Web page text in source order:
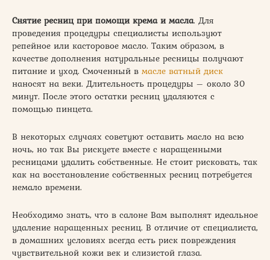
Снятие ресниц при помощи крема и масла. Для
проведения процедуры специалисты используют
репейное или касторовое масло. Таким образом, в
качестве дополнения натуральные ресницы получают
питание и уход. Смоченный в масле ватный диск
наносят на веки. Длительность процедуры – около 30
минут. После этого остатки ресниц удаляются с
помощью пинцета.
В некоторых случаях советуют оставить масло на всю
ночь, но так Вы рискуете вместе с наращенными
ресницами удалить собственные. Не стоит рисковать, так
как на восстановление собственных ресниц потребуется
немало времени.
Необходимо знать, что в салоне Вам выполнят идеальное
удаление наращенных ресниц. В отличие от специалиста,
в домашних условиях всегда есть риск повреждения
чувствительной кожи век и слизистой глаза.